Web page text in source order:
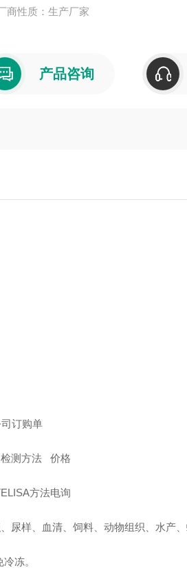
商性质：生产厂家
产品咨询
司订购单
检测方法 价格
ELISA方法电询
尿样、血清、饲料、 动物组织 水产、
冻。